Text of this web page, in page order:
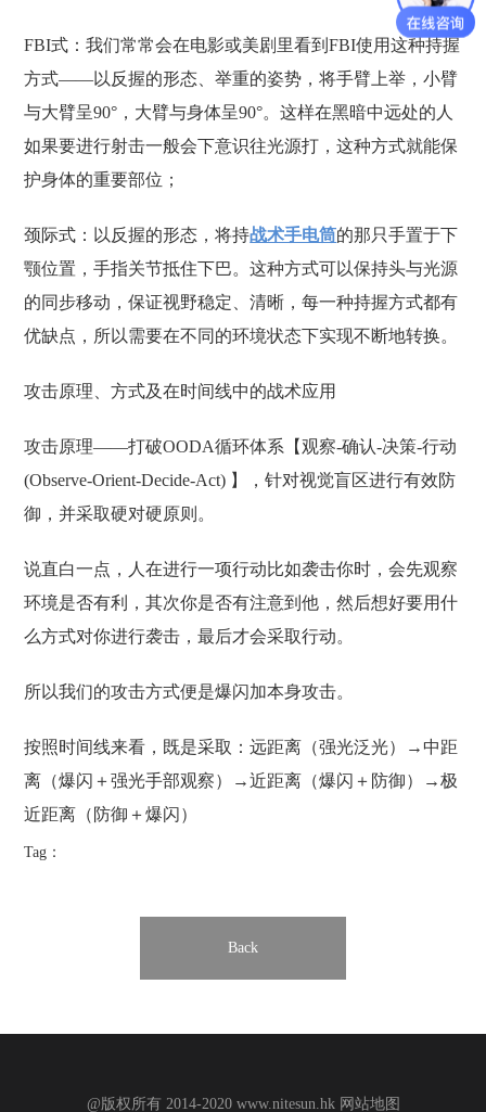
FBI式：我们常常会在电影或美剧里看到FBI使用这种持握
方式——以反握的形态、举重的姿势，将手臂上举，小臂
与大臂呈90°，大臂与身体呈90°。这样在黑暗中远处的人
如果要进行射击一般会下意识往光源打，这种方式就能保
护身体的重要部位；
颈际式：以反握的形态，将持战术手电筒的那只手置于下
颚位置，手指关节抵住下巴。这种方式可以保持头与光源
的同步移动，保证视野稳定、清晰，每一种持握方式都有
优缺点，所以需要在不同的环境状态下实现不断地转换。
攻击原理、方式及在时间线中的战术应用
攻击原理——打破OODA循环体系【观察-确认-决策-行动
(Observe-Orient-Decide-Act) 】，针对视觉盲区进行有效防
御，并采取硬对硬原则。
说直白一点，人在进行一项行动比如袭击你时，会先观察
环境是否有利，其次你是否有注意到他，然后想好要用什
么方式对你进行袭击，最后才会采取行动。
所以我们的攻击方式便是爆闪加本身攻击。
按照时间线来看，既是采取：远距离（强光泛光）→中距
离（爆闪＋强光手部观察）→近距离（爆闪＋防御）→极
近距离（防御＋爆闪）
Tag：
Back
@版权所有 2014-2020 www.nitesun.hk 网站地图